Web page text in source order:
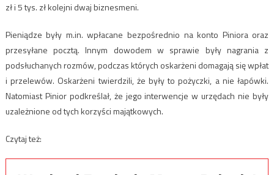
zł i 5 tys. zł kolejni dwaj biznesmeni.
Pieniądze były m.in. wpłacane bezpośrednio na konto Piniora oraz
przesyłane pocztą. Innym dowodem w sprawie były nagrania z
podsłuchanych rozmów, podczas których oskarżeni domagają się wpłat
i przelewów. Oskarżeni twierdzili, że były to pożyczki, a nie łapówki.
Natomiast Pinior podkreślał, że jego interwencje w urzędach nie były
uzależnione od tych korzyści majątkowych.
Czytaj też: